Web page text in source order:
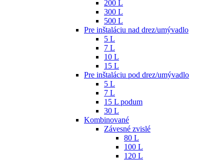
200 L
300 L
500 L
Pre inštaláciu nad drez/umývadlo
5 L
7 L
10 L
15 L
Pre inštaláciu pod drez/umývadlo
5 L
7 L
15 L podum
30 L
Kombinované
Závesné zvislé
80 L
100 L
120 L